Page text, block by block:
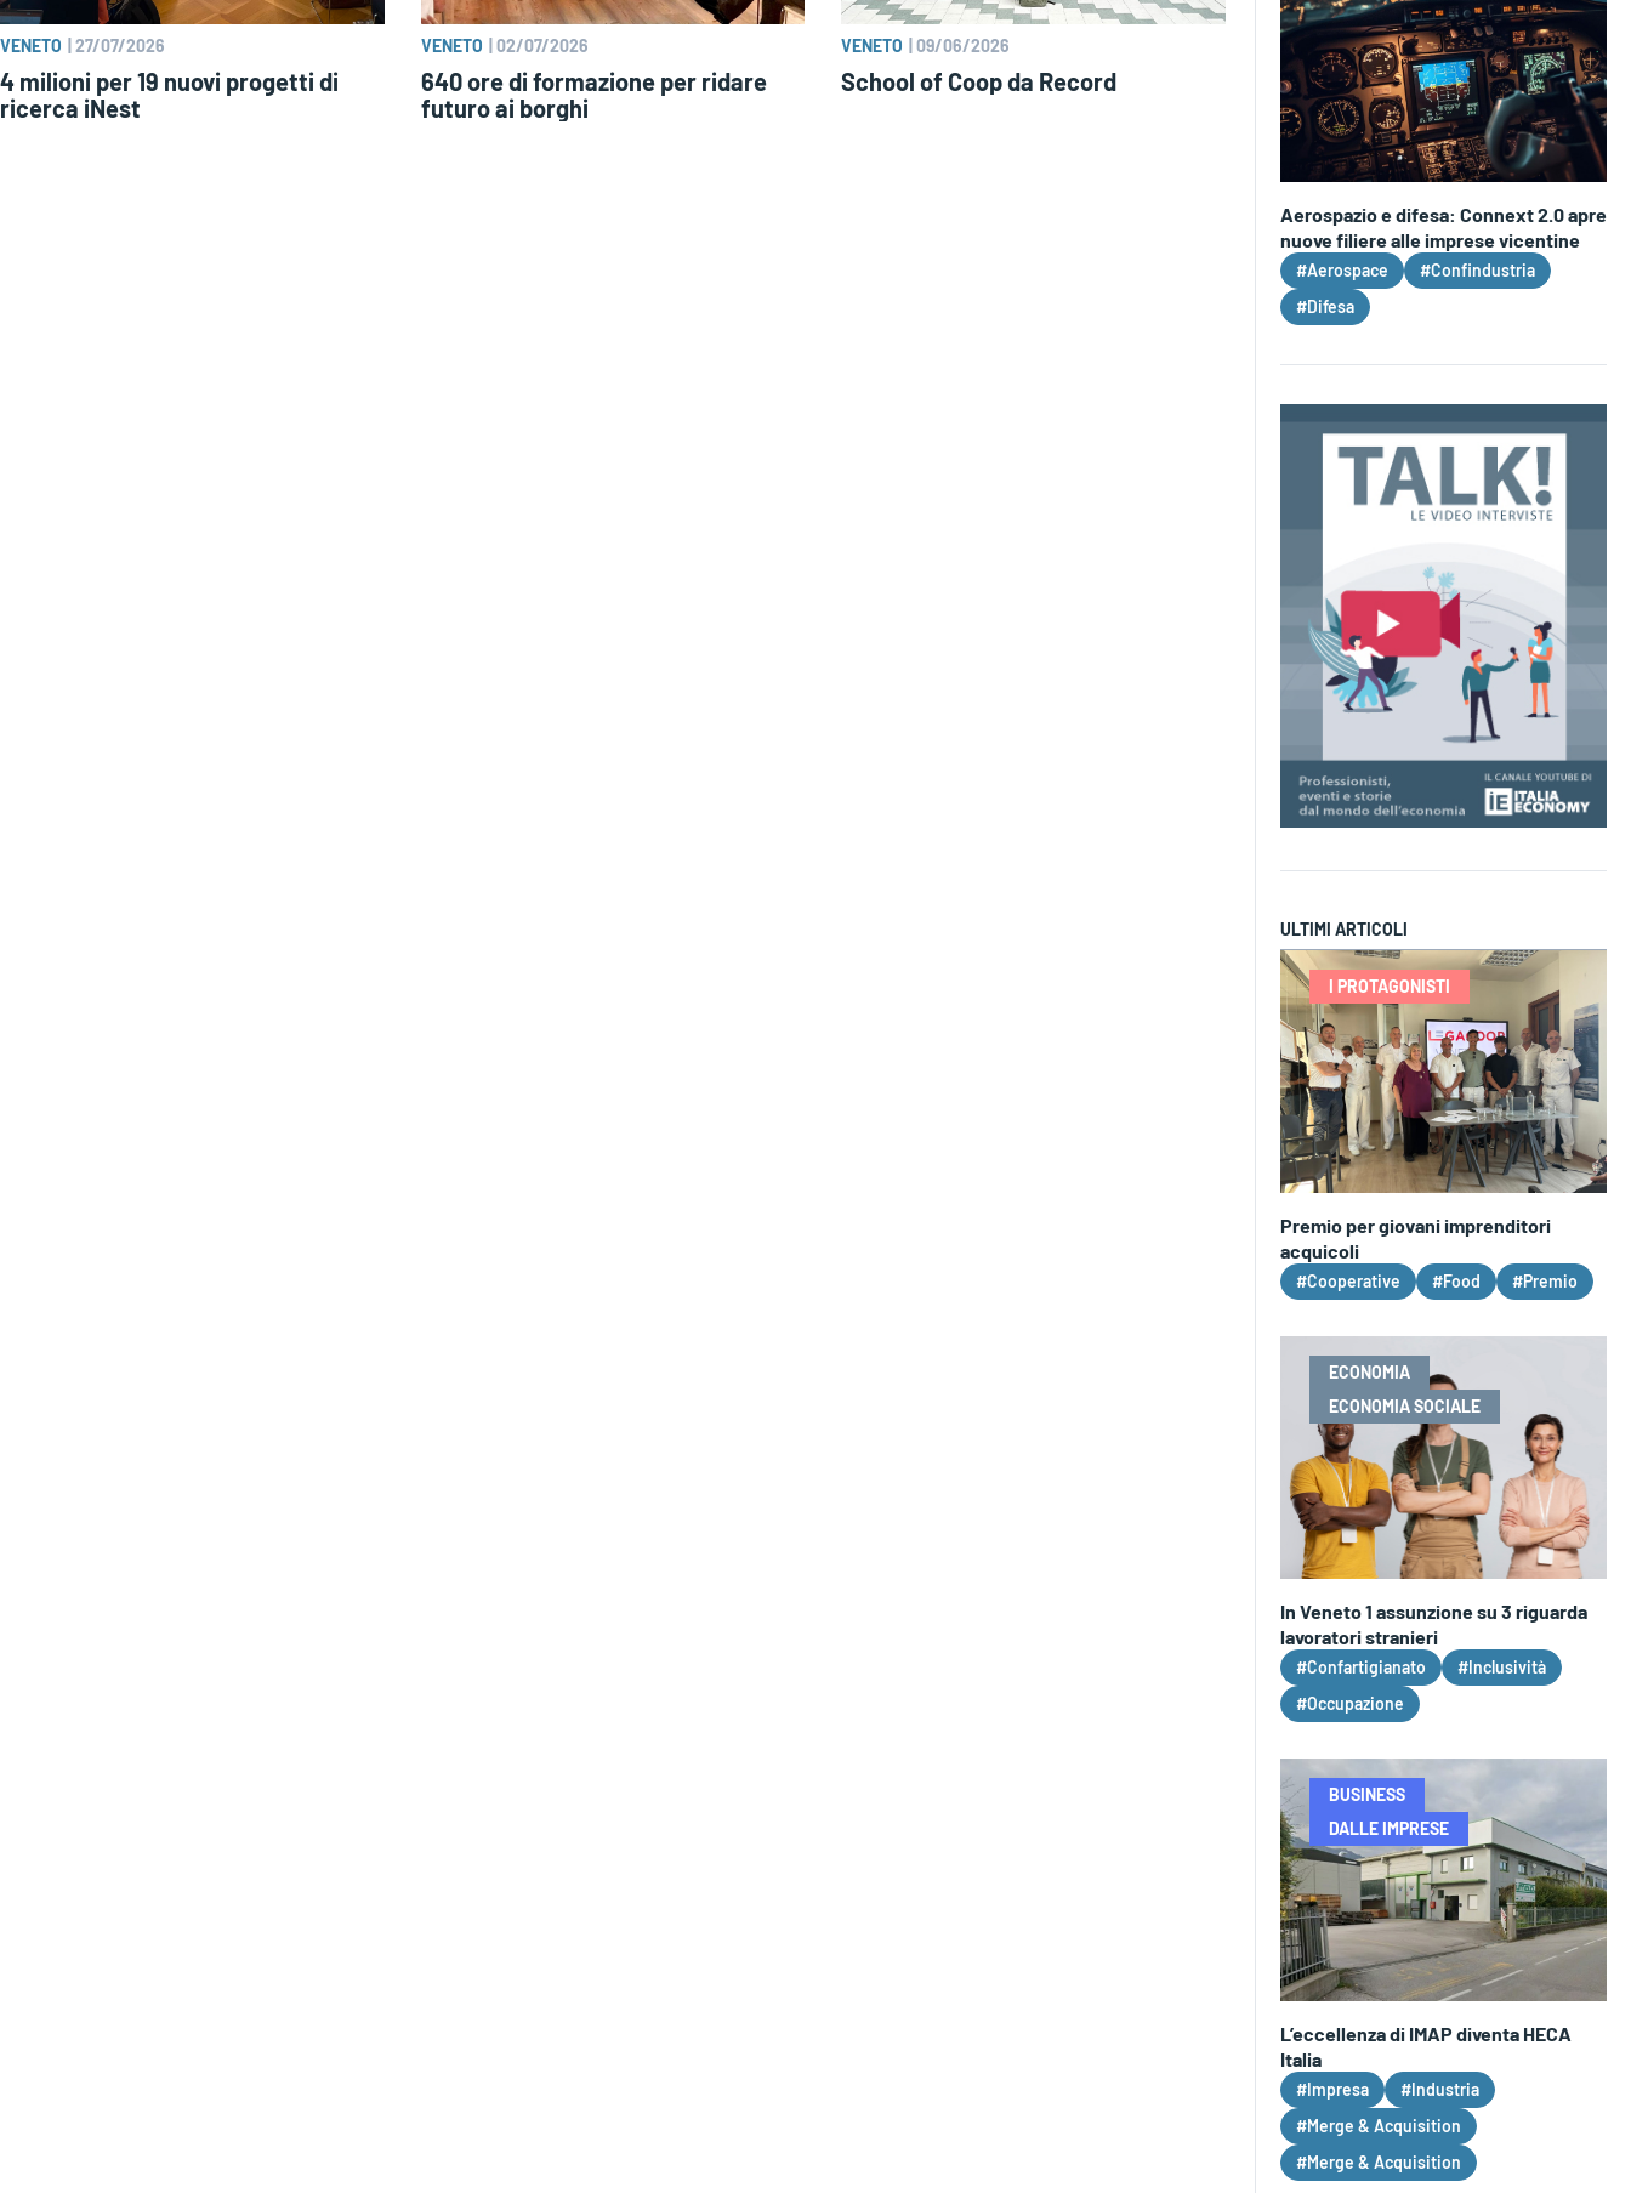
VENETO 27/07/2026
4 milioni per 19 nuovi progetti di
ricerca iNest
VENETO 02/07/2026
640 ore di formazione per ridare
futuro ai borghi
VENETO |09/06/2026
School of Coop da Record
Aerospazio e difesa: Connext 2.0 apre
nuove filiere alle imprese vicentine
#Aerospace
#Confindustria
#Difesa
ULTIMI ARTICOLI
I PROTAGONISTI
Premio per giovani imprenditori
acquicoli
#Cooperative #Food #Premio
ECONOMIA
ECONOMIA SOCIALE
In Veneto 1 assunzione su 3 riguarda
lavoratori stranieri
#Confartigianato
#Inclusività
#Occupazione
BUSINESS
DALLE IMPRESE
L’eccellenza di IMAP diventa HECA
Italia
#Impresa
#Industria
#Merge & Acquisition
#Merge & Acquisition